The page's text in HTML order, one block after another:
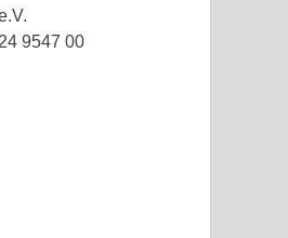
9547 00